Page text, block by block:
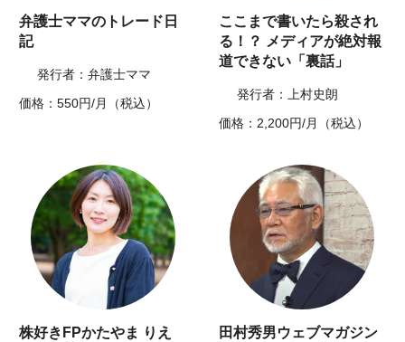
弁護士ママのトレード日
記
発行者：弁護士ママ
価格：550円/月（税込）
ここまで書いたら殺され
る！？ メディアが絶対報
道できない「裏話」
発行者：上村史朗
価格：2,200円/月（税込）
株好きFPかたやま りえ
田村秀男ウェブマガジン